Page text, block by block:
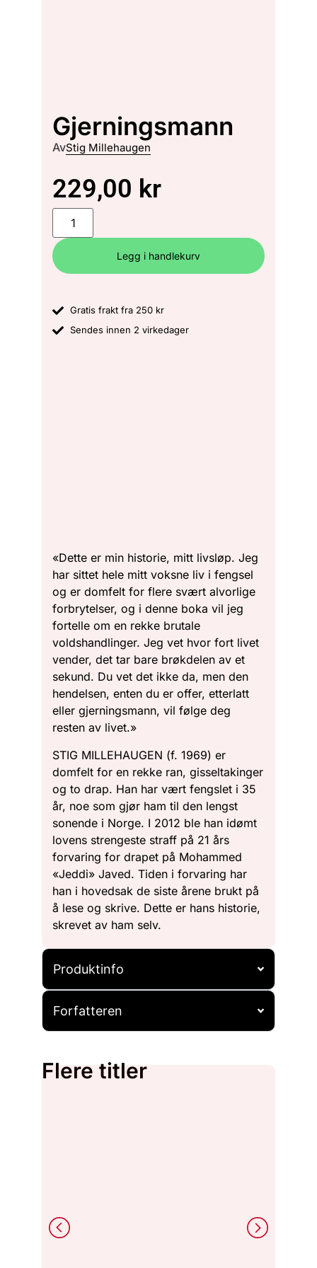
Gjerningsmann
AvStig Millehaugen
229,00 kr
Legg i handlekurv
Gratis frakt fra 250 kr
Sendes innen 2 virkedager
«Dette er min historie, mitt livsløp. Jeg
har sittet hele mitt voksne liv i fengsel
og er domfelt for flere svært alvorlige
forbrytelser, og i denne boka vil jeg
fortelle om en rekke brutale
voldshandlinger. Jeg vet hvor fort livet
vender, det tar bare brøkdelen av et
sekund. Du vet det ikke da, men den
hendelsen, enten du er offer, etterlatt
eller gjerningsmann, vil følge deg
resten av livet.»
STIG MILLEHAUGEN (f. 1969) er
domfelt for en rekke ran, gisseltakinger
og to drap. Han har vært fengslet i 35
år, noe som gjør ham til den lengst
sonende i Norge. I 2012 ble han idømt
lovens strengeste straff på 21 års
forvaring for drapet på Mohammed
«Jeddi» Javed. Tiden i forvaring har
han i hovedsak de siste årene brukt på
å lese og skrive. Dette er hans historie,
skrevet av ham selv.
Produktinfo
Forfatteren
Flere titler